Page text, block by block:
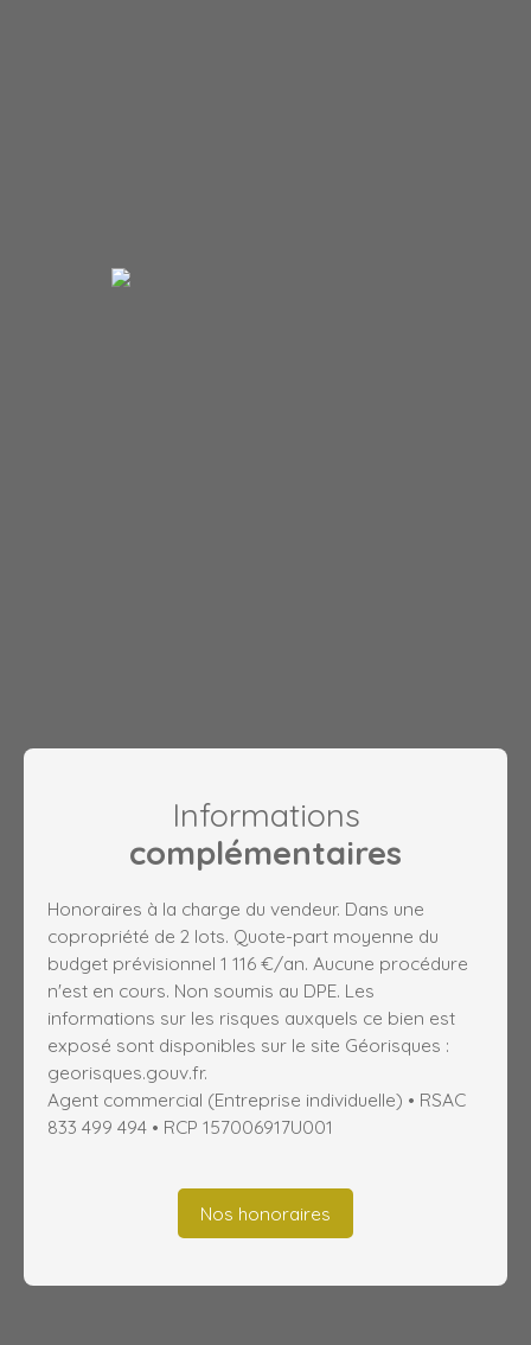
Informations
complémentaires
Honoraires à la charge du vendeur. Dans une
copropriété de 2 lots. Quote-part moyenne du
budget prévisionnel 1 116 €/an. Aucune procédure
n'est en cours. Non soumis au DPE. Les
informations sur les risques auxquels ce bien est
exposé sont disponibles sur le site Géorisques :
georisques.gouv.fr.
Agent commercial (Entreprise individuelle) • RSAC
833 499 494 • RCP 157006917U001
Nos honoraires